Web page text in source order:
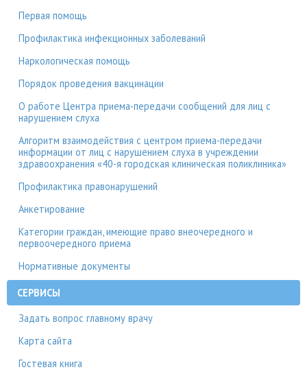
Первая помощь
Профилактика инфекционных заболеваний
Наркологическая помощь
Порядок проведения вакцинации
О работе Центра приема-передачи сообщений для лиц с
нарушением слуха
Алгоритм взаимодействия с центром приема-передачи
информации от лиц с нарушением слуха в учреждении
здравоохранения «40-я городская клиническая поликлиника»
Профилактика правонарушений
Анкетирование
Категории граждан, имеющие право внеочередного и
первоочередного приема
Нормативные документы
СЕРВИСЫ
Задать вопрос главному врачу
Карта сайта
Гостевая книга